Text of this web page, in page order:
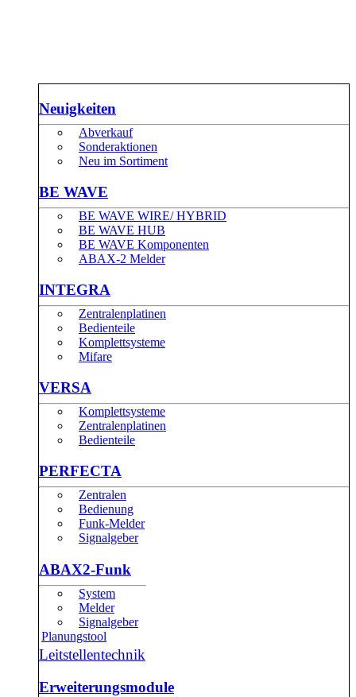
Neuigkeiten
Abverkauf
Sonderaktionen
Neu im Sortiment
BE WAVE
BE WAVE WIRE/ HYBRID
BE WAVE HUB
BE WAVE Komponenten
ABAX-2 Melder
INTEGRA
Zentralenplatinen
Bedienteile
Komplettsysteme
Mifare
VERSA
Komplettsysteme
Zentralenplatinen
Bedienteile
PERFECTA
Zentralen
Bedienung
Funk-Melder
Signalgeber
ABAX2-Funk
System
Melder
Signalgeber
Planungstool
Leitstellentechnik
Erweiterungsmodule